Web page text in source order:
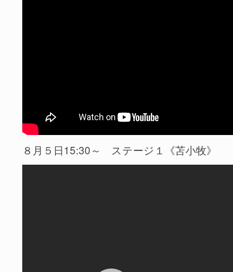
８月５日15:30～ ステージ１《苫小牧》